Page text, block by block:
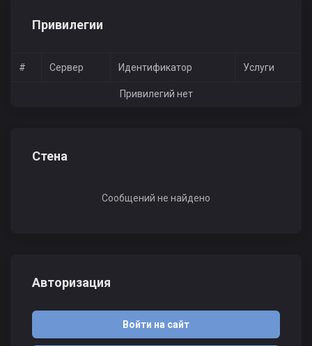
Привилегии
# Сервер Идентификатор Услуги
Привилегий нет
Стена
Сообщений не найдено
Авторизация
Войти на сайт